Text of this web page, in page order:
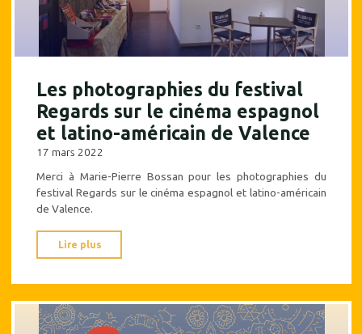
Les photographies du festival
Regards sur le cinéma espagnol
et latino-américain de Valence
17 mars 2022
Merci à Marie-Pierre Bossan pour les photographies du
festival Regards sur le cinéma espagnol et latino-américain
de Valence.
Lire plus
du
festival
Regards